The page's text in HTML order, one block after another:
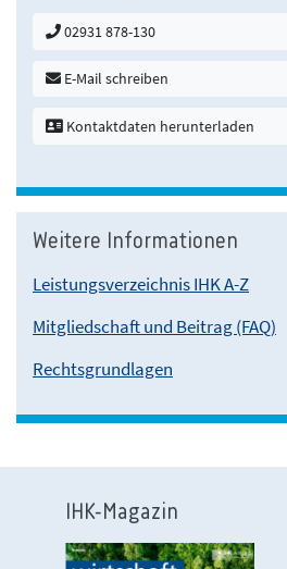
02931 878-130
E-Mail schreiben
Kontaktdaten herunterladen
Weitere Informationen
Leistungsverzeichnis IHK A-Z
Mitgliedschaft und Beitrag (FAQ)
Rechtsgrundlagen
IHK-Magazin